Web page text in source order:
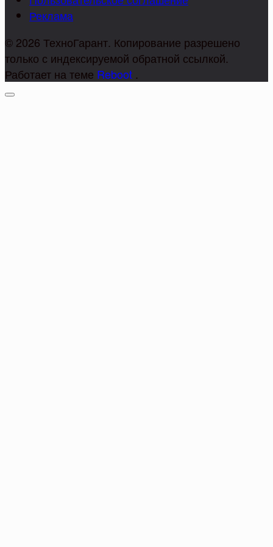
Реклама
© 2026 ТехноГарант. Копирование разрешено
только с индексируемой обратной ссылкой.
Работает на теме Reboot .